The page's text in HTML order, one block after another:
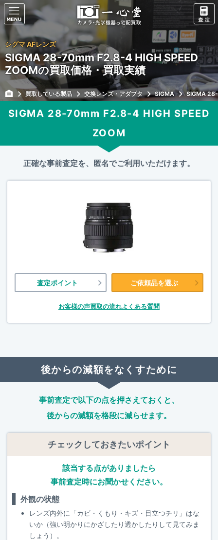
シグマ AFレンズ
SIGMA 28-70mm F2.8-4 HIGH SPEED
ZOOMの買取価格・買取実績
買取している製品 交換レンズ・アダプタ SIGMA SIGMA
SIGMA 28-70mm F2.8-4 HIGH SPEED
ZOOM
正確な事前査定を、匿名でご利用いただけます。
査定ポイント ご依頼品を選ぶ
お客様の声買取の流れよくある質問
後からの減額をなくすために
事前査定で以下の点を押さえておくと、
後からの減額を格段に減らせます。
チェックしておきたいポイント
該当する点がありましたら
事前査定時にお聞かせください。
外観の状態
レンズ内外に「カビ・くもり・キズ・目立つチリ」はな
いか（強い明かりにかざしたり透かしたりして見てみま
しょう）。